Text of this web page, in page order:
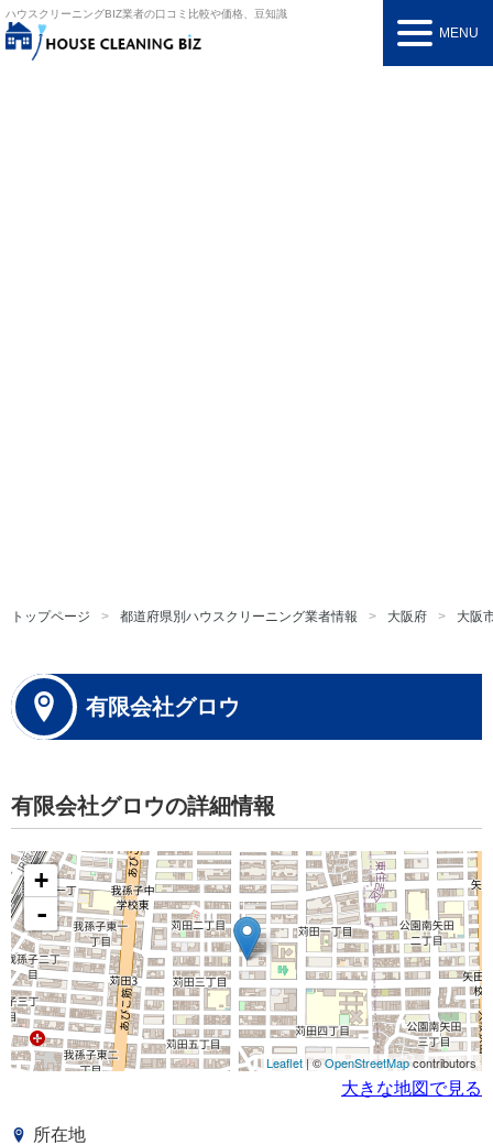
ハウスクリーニングBIZ業者の口コミ比較や価格、豆知識
MENU
トップページ 都道府県別ハウスクリーニング業者情報 大阪府 大阪
有限会社グロウ
有限会社グロウの詳細情報
+
-
Leaflet | ©OpenStreetMapcontributors
大きな地図で見る
所在地